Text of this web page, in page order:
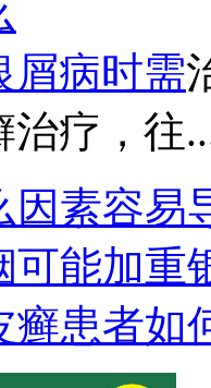
屑病时需
治疗，往
因素容易
可能加重
癣患者如